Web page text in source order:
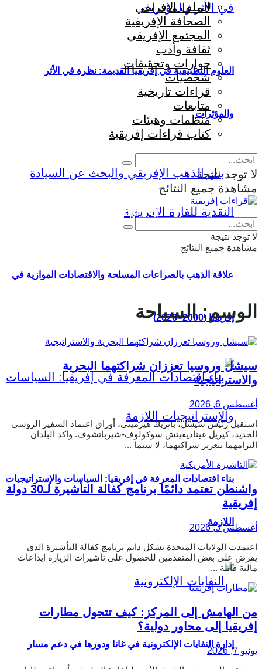
العلوم التطبيقية في إفريقيا القديمة: نظرة في الأثر
والمؤثرات
علاقة الذهب بالصراعات المسلحة والاقتصادات الموازية في
إفريقيا (2000–2026)
بناء اقتصادات المعرفة في إفريقيا: السياسات والإستراتيجيات
اللازمة
إدارة النفايات الإلكترونية في غانا ودورها في دعم مسار
الملف الإفريقي
الصحافة الإفريقية
المجتمع الإفريقي
ثقافة وأدب
حوارات وتحقيقات
شخصيات
قراءات تاريخية
متابعات
منظمات وهيئات
كتاب قراءات إفريقية
لا توجد نتيجة
مشاهدة جميع النتائج
Eng Fr
لا توجد نتيجة
مشاهدة جميع النتائج
الوسم:السياحة
سيشل وروسيا تعززان شراكتهما البحرية
والاستراتيجية
أغسطس 6, 2026
استقبل رئيس سيشل، باتريك هيرميني، أوراق اعتماد السفير الروسي
الجديد، كيريل غيناديفيتش سوكولوف-شيرباتشوف. وأكد البلدان
التزامهما بتعزيز شراكتهما، لا سيما ...
واشنطن تعتمد دائمًا برنامج كفالة التأشيرة لـ30 دولة
إفريقية
أغسطس 3, 2026
اعتمدت الولايات المتحدة بشكل دائم برنامج كفالة التأشيرة الذي
يفرض على بعض المتقدمين للحصول على تأشيرات الزيارة إيداعات
مالية قابلة ...
من الهامش إلى المركز: كيف تتحول مطارات
إفريقيا إلى محاور دولية؟
يونيو 7, 2026